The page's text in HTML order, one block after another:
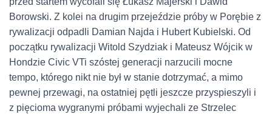
Borowski. Z kolei na drugim przejeździe próby w Porębie z
rywalizacji odpadli Damian Najda i Hubert Kubielski. Od
początku rywalizacji Witold Szydziak i Mateusz Wójcik w
Hondzie Civic VTi szóstej generacji narzucili mocne
tempo, którego nikt nie był w stanie dotrzymać, a mimo
pewnej przewagi, na ostatniej pętli jeszcze przyspieszyli i
z pięcioma wygranymi próbami wyjechali ze Strzelec